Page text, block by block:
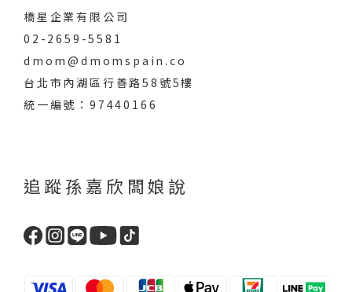
橋星企業有限公司
02-2659-5581
dmom@dmomspain.co
台北市內湖區行善路58號5樓
統一編號：97440166
追蹤孫嘉欣闆娘說